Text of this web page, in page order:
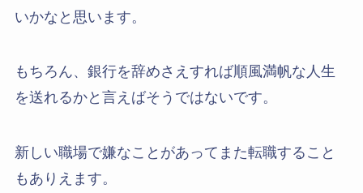
いかなと思います。
もちろん、銀行を辞めさえすれば順風満帆な人生
を送れるかと言えばそうではないです。
新しい職場で嫌なことがあってまた転職すること
もありえます。